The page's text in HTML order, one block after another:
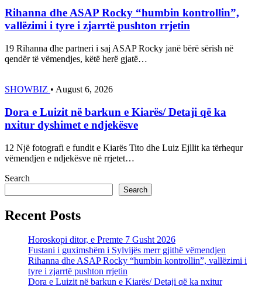
Rihanna dhe ASAP Rocky “humbin kontrollin”,
vallëzimi i tyre i zjarrtë pushton rrjetin
19 Rihanna dhe partneri i saj ASAP Rocky janë bërë sërish në
qendër të vëmendjes, këtë herë gjatë…
SHOWBIZ • August 6, 2026
Dora e Luizit në barkun e Kiarës/ Detaji që ka
nxitur dyshimet e ndjekësve
12 Një fotografi e fundit e Kiarës Tito dhe Luiz Ejllit ka tërhequr
vëmendjen e ndjekësve në rrjetet…
Search
Search
Recent Posts
Horoskopi ditor, e Premte 7 Gusht 2026
Fustani i guximshëm i Sylvijës merr gjithë vëmendjen
Rihanna dhe ASAP Rocky “humbin kontrollin”, vallëzimi i
tyre i zjarrtë pushton rrjetin
Dora e Luizit në barkun e Kiarës/ Detaji që ka nxitur